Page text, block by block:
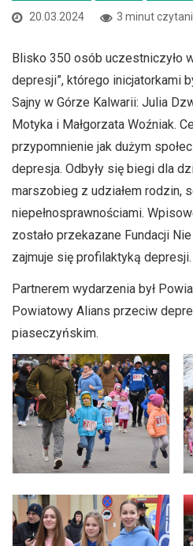
20.03.2024
3 minut
Blisko 350 osób uczestniczyło
depresji”, którego inicjatorkami
Sajny w Górze Kalwarii: Julia
Motyka i Małgorzata Woźniak.
przypomnienie jak dużym
depresja. Odbyły się biegi dla
marszobieg z udziałem rodzin,
niepełnosprawnościami.
zostało przekazane Fundacji
zajmuje się profilaktyką depresji.
Partnerem wydarzenia był
Powiatowy Alians przeciw
piaseczyńskim.